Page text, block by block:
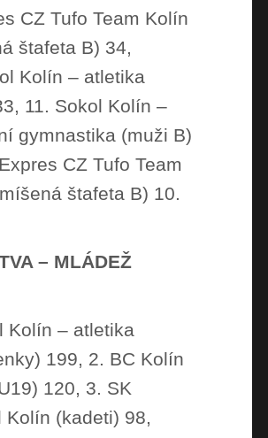
CZ Tufo Team Kolín
štafeta B) 34,
Kolín – atletika
11. Sokol Kolín –
gymnastika (muži B)
CZ Tufo Team
štafeta B) 10.
– MLÁDEŽ
Kolín – atletika
199, 2. BC Kolín
120, 3. SK
Kolín (kadeti) 98,